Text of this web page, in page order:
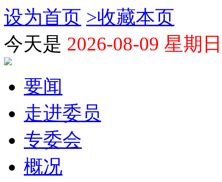
设为首页 >收藏本页
今天是 2026-08-09 星期日
要闻
走进委员
专委会
概况